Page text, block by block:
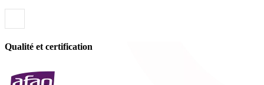
Qualité et certification